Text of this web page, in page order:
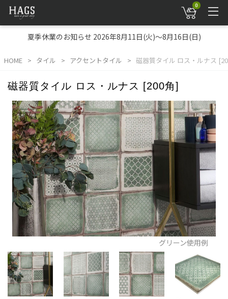
0
夏季休業のお知らせ 2026年8月11日(火)～8月16日(日)
HOME タイル アクセントタイル 磁器質タイル ロス・ルナス
磁器質タイル ロス・ルナス [200角]
グリーン使用例